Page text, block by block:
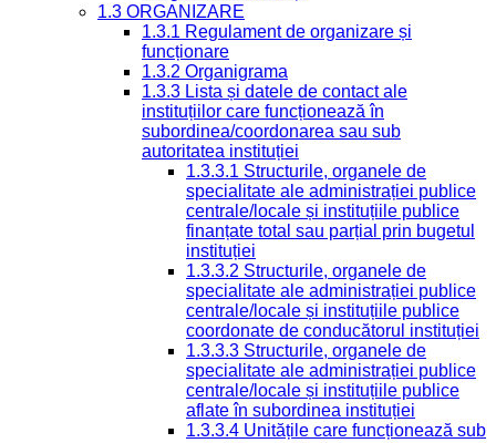
1.3 ORGANIZARE
1.3.1 Regulament de organizare și
funcționare
1.3.2 Organigrama
1.3.3 Lista și datele de contact ale
instituțiilor care funcționează în
subordinea/coordonarea sau sub
autoritatea instituției
1.3.3.1 Structurile, organele de
specialitate ale administrației publice
centrale/locale și instituțiile publice
finanțate total sau parțial prin bugetul
instituției
1.3.3.2 Structurile, organele de
specialitate ale administrației publice
centrale/locale și instituțiile publice
coordonate de conducătorul instituției
1.3.3.3 Structurile, organele de
specialitate ale administrației publice
centrale/locale și instituțiile publice
aflate în subordinea instituției
1.3.3.4 Unitățile care funcționează sub